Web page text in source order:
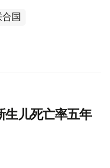
合国
生儿死亡率五年